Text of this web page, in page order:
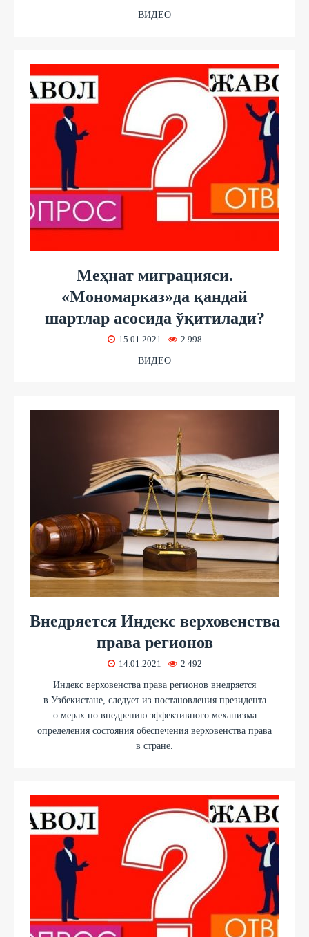
ВИДЕО
Меҳнат миграцияси.
«Мономарказ»да қандай
шартлар асосида ўқитилади?
15.01.2021 2 998
ВИДЕО
Внедряется Индекс верховенства
права регионов
14.01.2021 2 492
Индекс верховенства права регионов внедряется
в Узбекистане, следует из постановления президента
о мерах по внедрению эффективного механизма
определения состояния обеспечения верховенства права
в стране.